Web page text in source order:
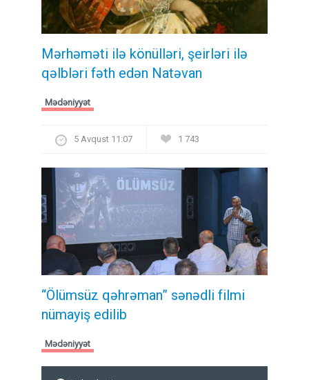
Mərhəməti ilə könülləri, şeirləri ilə
qəlbləri fəth edən Natəvan
Mədəniyyət
5 Avqust 11:07 1 743
“Ölümsüz qəhrəman” sənədli filmi
nümayiş edilib
Mədəniyyət